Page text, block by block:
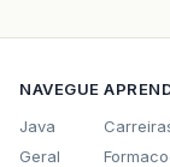
NAVEGUE
Java
Geral